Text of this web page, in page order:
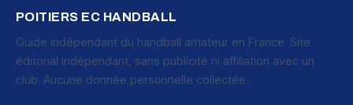
POITIERS EC HANDBALL
Guide indépendant du handball amateur en France. Site
éditorial indépendant, sans publicité ni affiliation avec un
club. Aucune donnée personnelle collectée.